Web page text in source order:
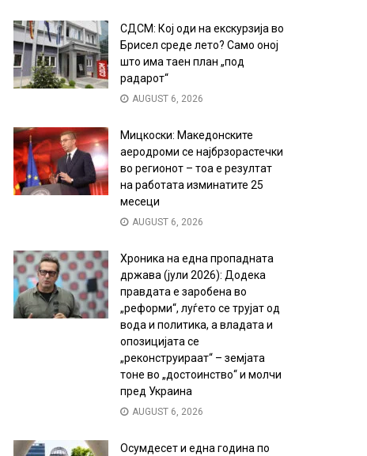
СДСМ: Кој оди на екскурзија во
Брисел среде лето? Само оној
што има таен план „под
радарот“
AUGUST 6, 2026
Мицкоски: Македонските
аеродроми се најбрзорастечки
во регионот – тоа е резултат
на работата изминатите 25
месеци
AUGUST 6, 2026
Хроника на една пропадната
држава (јули 2026): Додека
правдата е заробена во
„реформи“, луѓето се трујат од
вода и политика, а владата и
опозицијата се
„реконструираат“ – земјата
тоне во „достоинство“ и молчи
пред Украина
AUGUST 6, 2026
Осумдесет и една година по